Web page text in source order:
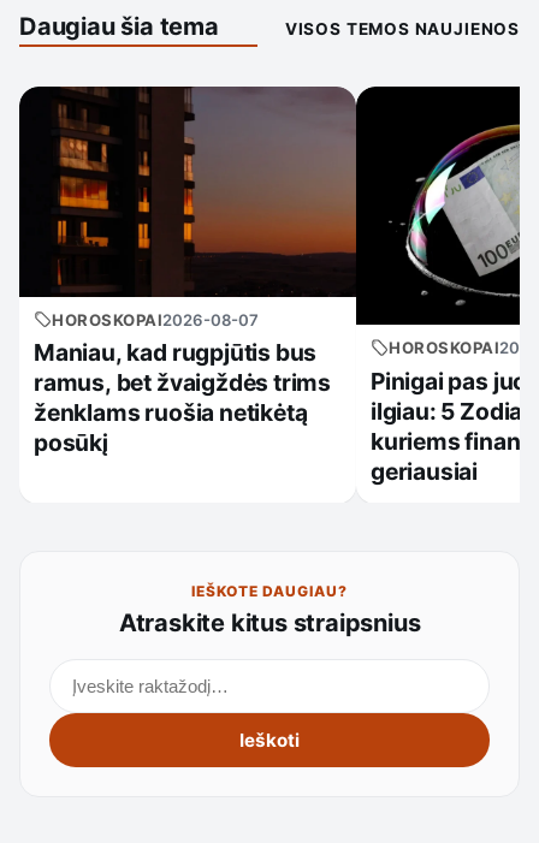
Daugiau šia tema VISOS TEMOS NAUJIENOS
HOROSKOPAI2026-08-07
Maniau, kad rugpjūtis bus
ramus, bet žvaigždės trims
ženklams ruošia netikėtą
posūkį
HOROSKOPAI
Pinigai pas
ilgiau: 5
kuriems
geriausiai
IEŠKOTE DAUGIAU?
Atraskite kitus straipsnius
Ieškoti